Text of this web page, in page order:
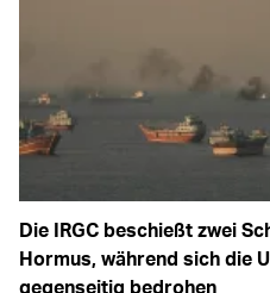
Die IRGC beschießt zwei
Hormus, während sich die
gegenseitig bedrohen